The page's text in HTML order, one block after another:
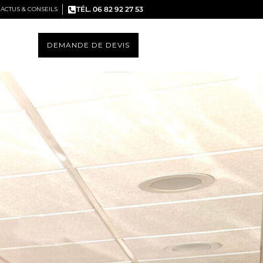
ACTUS & CONSEILS TÉL. 06 82 92 27 53
DEMANDE DE DEVIS